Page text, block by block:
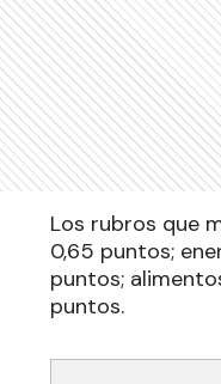
Los rubros que
0,65 puntos;
puntos;
puntos.